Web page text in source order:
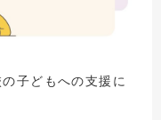
子どもへの支援に